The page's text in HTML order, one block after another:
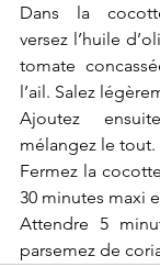
Dans la
versez l’huile
tomate
l’ail. Salez
Ajoutez
mélangez le tout.
Fermez la
30 minutes maxi
Attendre 5
parsemez de